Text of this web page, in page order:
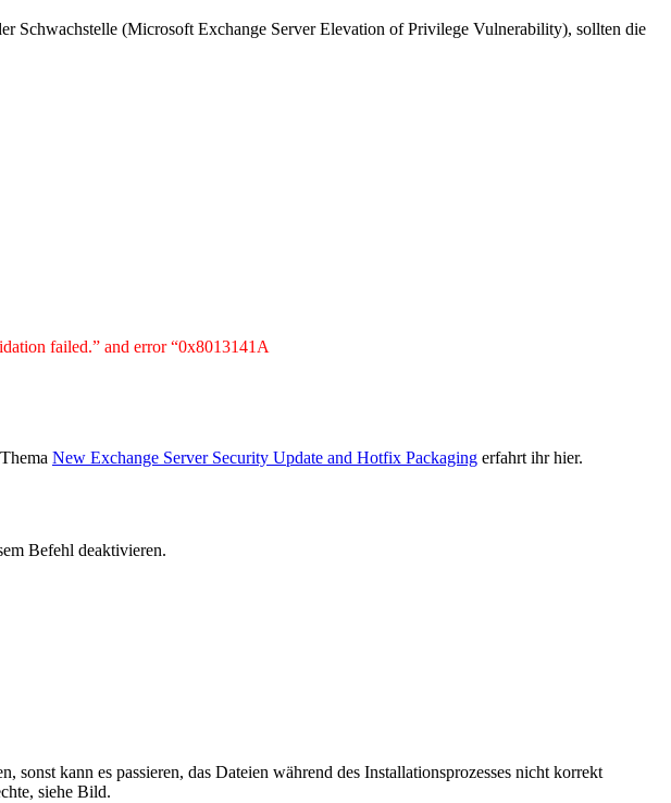
Schwachstelle (Microsoft Exchange Server Elevation of Privilege Vulnerability), sollten die
failed.” and error “0x8013141A
New Exchange Server Security Update and Hotfix Packaging erfahrt ihr hier.
Befehl deaktivieren.
kann es passieren, das Dateien während des Installationsprozesses nicht korrekt
siehe Bild.